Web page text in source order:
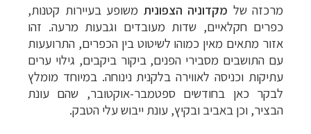
מרכזה של מקדוניה הצפונית משופע בעיירות קטנות,
כפרים חקלאיים, שדות מעובדים וגבעות מרעה. זהו
אזור מתאים מאין כמוהו לשיטוט בין הכפרים, התרועעות
עם התושבים מסבירי הפנים, ביקור ביקבים, גילוי ערים
עתיקות וכניסה לאווירה בלקנית נינוחה. במיוחד מומלץ
לבקר כאן בחודשים ספטמבר-אוקטובר, שהם עונת
הבציר, וכן באביב ובקיץ, עונת ייבוש עלי הטבק.